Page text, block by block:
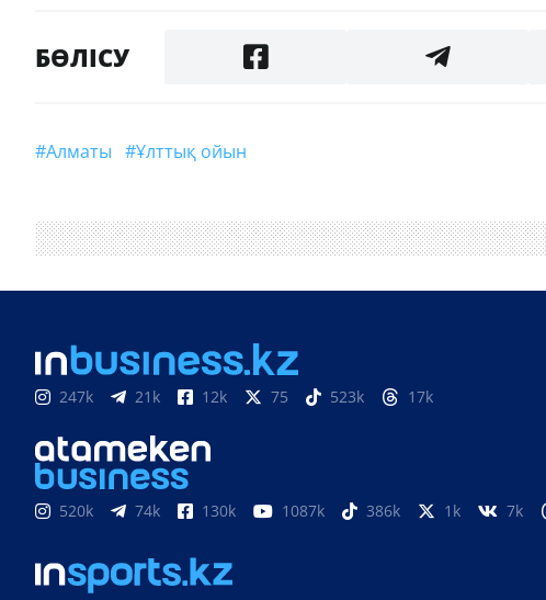
БӨЛІСУ
#Алматы #ұлттық ойын
247k 21k 12k 75 523k 17k
520k 74k 130k 1087k 386k 1k 7k